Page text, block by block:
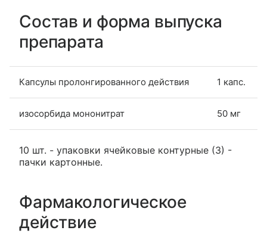
Состав и форма выпуска
препарата
Капсулы пролонгированного действия 1 капс.
изосорбида мононитрат 50 мг
10 шт. - упаковки ячейковые контурные (3) -
пачки картонные.
Фармакологическое
действие